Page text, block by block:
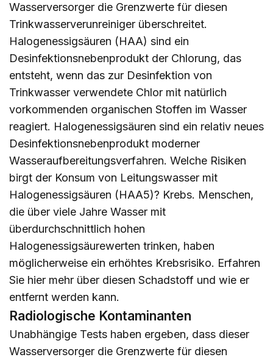
Wasserversorger die Grenzwerte für diesen
Trinkwasserverunreiniger überschreitet.
Halogenessigsäuren (HAA) sind ein
Desinfektionsnebenprodukt der Chlorung, das
entsteht, wenn das zur Desinfektion von
Trinkwasser verwendete Chlor mit natürlich
vorkommenden organischen Stoffen im Wasser
reagiert. Halogenessigsäuren sind ein relativ neues
Desinfektionsnebenprodukt moderner
Wasseraufbereitungsverfahren. Welche Risiken
birgt der Konsum von Leitungswasser mit
Halogenessigsäuren (HAA5)? Krebs. Menschen,
die über viele Jahre Wasser mit
überdurchschnittlich hohen
Halogenessigsäurewerten trinken, haben
möglicherweise ein erhöhtes Krebsrisiko. Erfahren
Sie hier mehr über diesen Schadstoff und wie er
entfernt werden kann.
Radiologische Kontaminanten
Unabhängige Tests haben ergeben, dass dieser
Wasserversorger die Grenzwerte für diesen